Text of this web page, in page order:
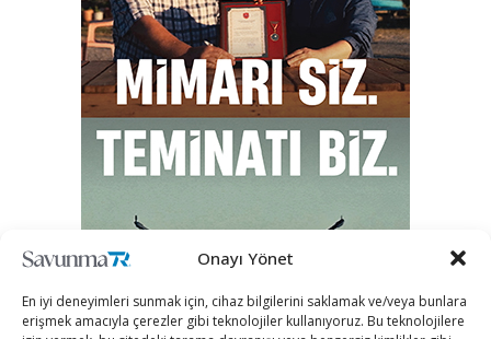
Onayı Yönet
En iyi deneyimleri sunmak için, cihaz bilgilerini saklamak ve/veya bunlara
erişmek amacıyla çerezler gibi teknolojiler kullanıyoruz. Bu teknolojilere